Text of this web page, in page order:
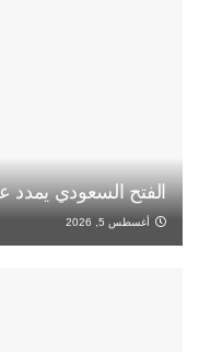
الفتح السعودي
أغسطس 5, 2026